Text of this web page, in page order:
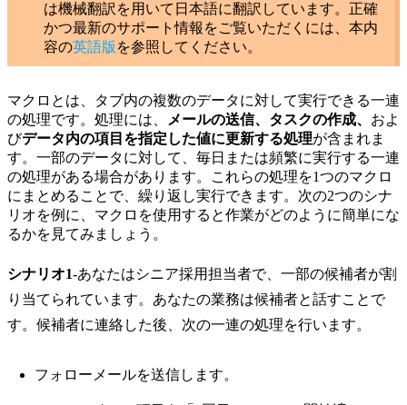
は機械翻訳を用いて日本語に翻訳しています。正確
かつ最新のサポート情報をご覧いただくには、本内
容の英語版 を参照してください。
マクロとは、タブ内の複数のデータに対して実行できる一連
の処理です。処理には、
メールの送信、タスクの作成、 およ
びデータ内の項目を指定した値に更新する処理が含まれま
す。一部のデータに対して、毎日または頻繁に実行する一連
の処理がある場合があります。これらの処理を1つのマクロ
にまとめることで、繰り返し実行できます。次の2つのシナ
リオを例に、マクロを使用すると作業がどのように簡単にな
るかを見てみましょう。
シナリオ1-あなたはシニア採用担当者で、一部の候補者が割
り当てられています。あなたの業務は候補者と話すことで
す。候補者に連絡した後、次の一連の処理を行います。
フォローメールを送信します。